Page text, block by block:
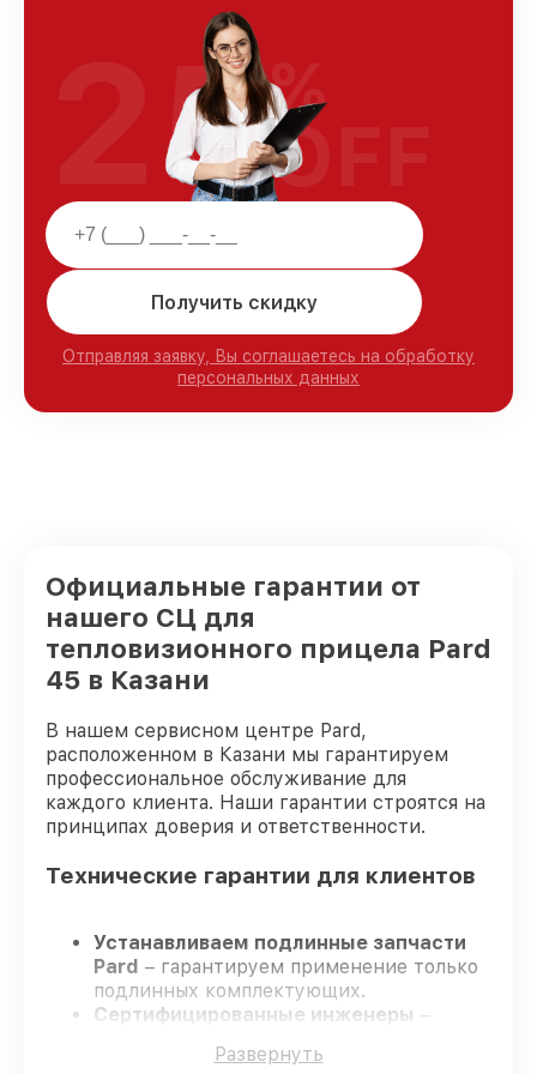
Получить скидку
Отправляя заявку, Вы соглашаетесь на обработку
персональных данных
25%
OFF
Официальные гарантии от
нашего СЦ для
тепловизионного прицела Pard
45 в Казани
В нашем сервисном центре Pard,
расположенном в Казани мы гарантируем
профессиональное обслуживание для
каждого клиента. Наши гарантии строятся на
принципах доверия и ответственности.
Технические гарантии для клиентов
Устанавливаем подлинные запчасти
Pard – гарантируем применение только
подлинных комплектующих.
Сертифицированные инженеры –
навыков, что обеспечивает надёжную
Развернуть